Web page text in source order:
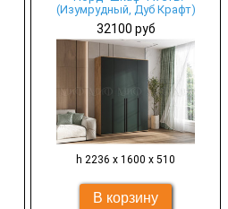
(Изумрудный, Дуб Крафт)
32100 руб
h 2236 х 1600 х 510